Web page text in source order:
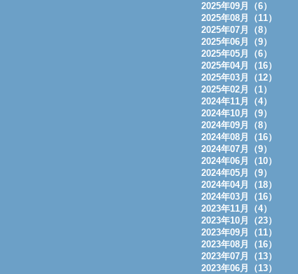
2025年09月（6）
2025年08月（11）
2025年07月（8）
2025年06月（9）
2025年05月（6）
2025年04月（16）
2025年03月（12）
2025年02月（1）
2024年11月（4）
2024年10月（9）
2024年09月（8）
2024年08月（16）
2024年07月（9）
2024年06月（10）
2024年05月（9）
2024年04月（18）
2024年03月（16）
2023年11月（4）
2023年10月（23）
2023年09月（11）
2023年08月（16）
2023年07月（13）
2023年06月（13）